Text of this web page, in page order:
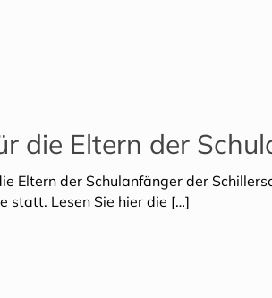
die Eltern der
Eltern der Schulanfänger der
statt. Lesen Sie hier die […]